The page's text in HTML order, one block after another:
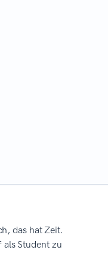
das hat Zeit.
als Student zu